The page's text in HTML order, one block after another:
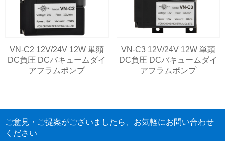
VN-C2 12V/24V 12W 単頭
DC負圧 DCバキュームダイ
アフラムポンプ
VN-C3 12V/24V 12W 単頭
DC負圧 DCバキュームダイ
アフラムポンプ
ご意見・ご提案がございましたら、お気軽にお問い合わせ
ください